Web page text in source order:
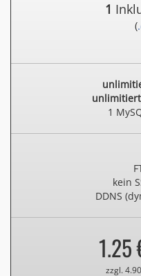
1
(
1
kein
DDNS
1.25
zzgl.